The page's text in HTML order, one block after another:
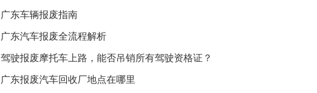
​广东车辆报废指南
广东汽车报废全流程解析
驾驶报废摩托车上路，能否吊销所有驾驶资格证？
广东报废汽车回收厂地点在哪里